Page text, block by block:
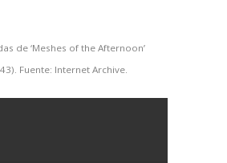
de ‘Meshes of the Afternoon’
Fuente: Internet Archive.